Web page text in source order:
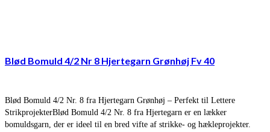
Blød Bomuld 4/2 Nr 8 Hjertegarn Grønhøj Fv 40
Blød Bomuld 4/2 Nr. 8 fra Hjertegarn Grønhøj – Perfekt til Lettere
StrikprojekterBlød Bomuld 4/2 Nr. 8 fra Hjertegarn er en lækker
bomuldsgarn, der er ideel til en bred vifte af strikke- og hækleprojekter.